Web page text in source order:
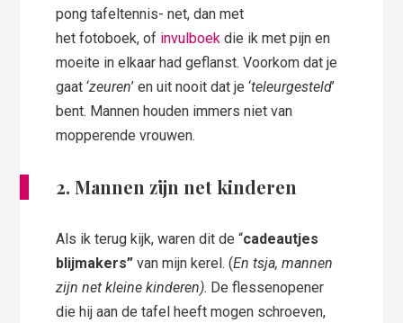
pong tafeltennis- net, dan met
het fotoboek, of invulboek die ik met pijn en
moeite in elkaar had geflanst. Voorkom dat je
gaat ‘zeuren’ en uit nooit dat je ‘teleurgesteld’
bent. Mannen houden immers niet van
mopperende vrouwen.
2. Mannen zijn net kinderen
Als ik terug kijk, waren dit de “cadeautjes
blijmakers” van mijn kerel. (En tsja, mannen
zijn net kleine kinderen). De flessenopener
die hij aan de tafel heeft mogen schroeven,